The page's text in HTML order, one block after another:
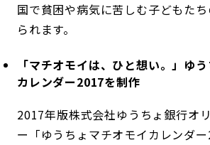
国で貧困や病気に苦しむ子どもた
られます。
「マチオモイは、ひと想い。」ゆ
カレンダー2017を制作
2017年版株式会社ゆうちょ銀行オ
ー「ゆうちょマチオモイカレンダ